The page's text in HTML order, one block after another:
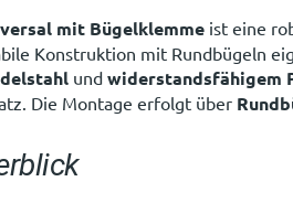
mit Bügelklemme ist eine
Konstruktion mit Rundbügeln
und widerstandsfähigem
Die Montage erfolgt über